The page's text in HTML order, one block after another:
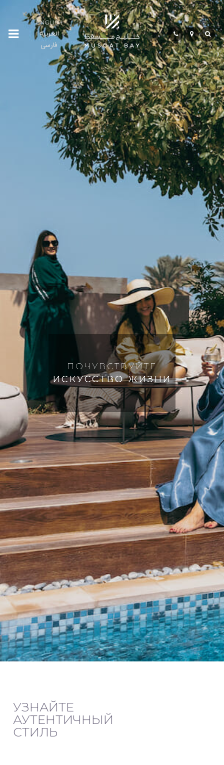
ENGLISH
العربية
فارسی
Residences
Сообщество
Гостиничный
Инвестиции
Chat
With
ПОЧУВСТВУЙТЕ
ИСКУССТВО ЖИЗНИ
УЗНАЙТЕ
АУТЕНТИЧНЫЙ
СТИЛЬ